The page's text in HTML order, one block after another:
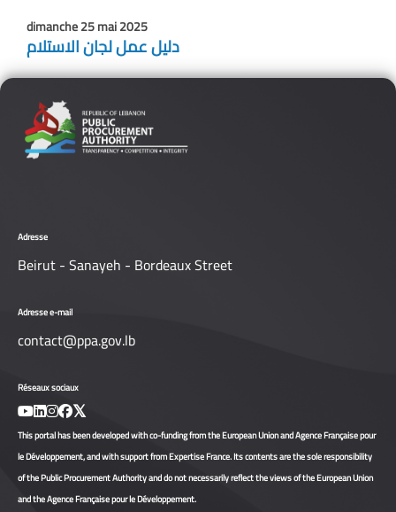
dimanche 25 mai 2025
دليل عمل لجان الاستلام
Adresse
Beirut - Sanayeh - Bordeaux Street
Adresse e-mail
contact@ppa.gov.lb
Réseaux sociaux
This portal has been developed with co-funding from the European Union and Agence Française pour
le Développement, and with support from Expertise France. Its contents are the sole responsibility
of the Public Procurement Authority and do not necessarily reflect the views of the European Union
and the Agence Française pour le Développement.